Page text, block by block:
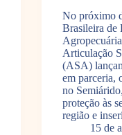
No próximo
Brasileira de
Articulação
(ASA)
em parceria,
no
proteção às
região e
15 de